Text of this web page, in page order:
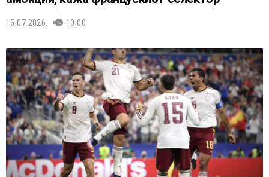
15.07.2026. 10:00